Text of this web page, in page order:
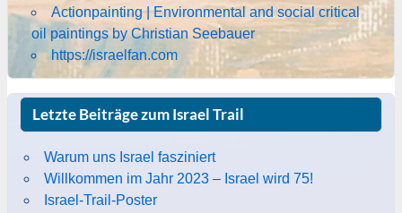
Actionpainting | Environmental and social critical
oil paintings by Christian Seebauer
https://israelfan.com
Letzte Beiträge zum Israel Trail
Warum uns Israel fasziniert
Willkommen im Jahr 2023 – Israel wird 75!
Israel-Trail-Poster